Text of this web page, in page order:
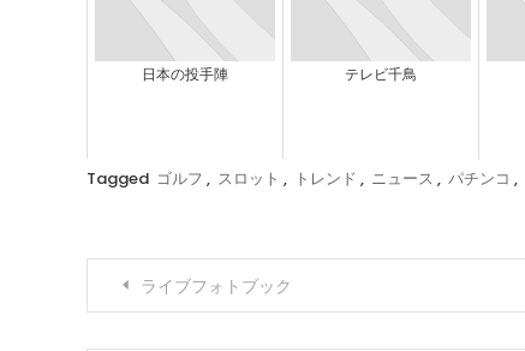
日本の投手陣 テレビ千鳥
Tagged ゴルフ , スロット , トレンド , ニュース , パチンコ ,
ライブフォトブック